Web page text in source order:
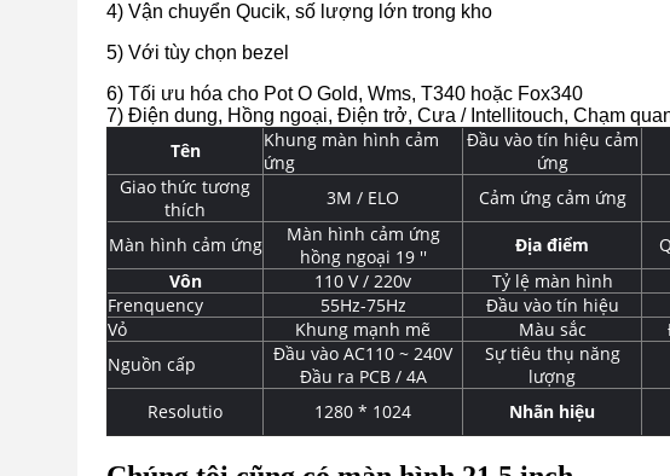
4) Vận chuyển Qucik, số lượng lớn trong kho
5) Với tùy chọn bezel
6) Tối ưu hóa cho Pot O Gold, Wms, T340 hoặc Fox340
7) Điện dung, Hồng ngoại, Điện trở, Cưa / Intellitouch, Chạm
Tên
Khung màn hình cảm
ứng
Đầu vào tín hiệu cảm
ứng
Giao thức tương
thích
3M / ELO Cảm ứng cảm ứng
Màn hình cảm ứng
Màn hình cảm ứng
hồng ngoại 19 ''
Địa điểm
Vôn
110 V / 220v Tỷ lệ màn hình
Frenquency
55Hz-75Hz Đầu vào tín hiệu
Vỏ
Khung mạnh mẽ Màu sắc
Nguồn cấp
Đầu vào AC110 ~ 240V
Đầu ra PCB / 4A
Sự tiêu thụ năng
lượng
Resolutio 1280 * 1024 Nhãn hiệu